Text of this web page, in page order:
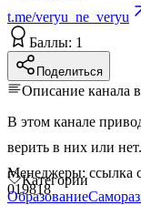
t.me/veryu_ne_veryu
Баллы: 1
Поделиться
Описание канала
В этом канале
Менеджеры: ссылка
019818
Категории
Образование